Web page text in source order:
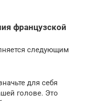
французской
следующим
для себя
голове. Это